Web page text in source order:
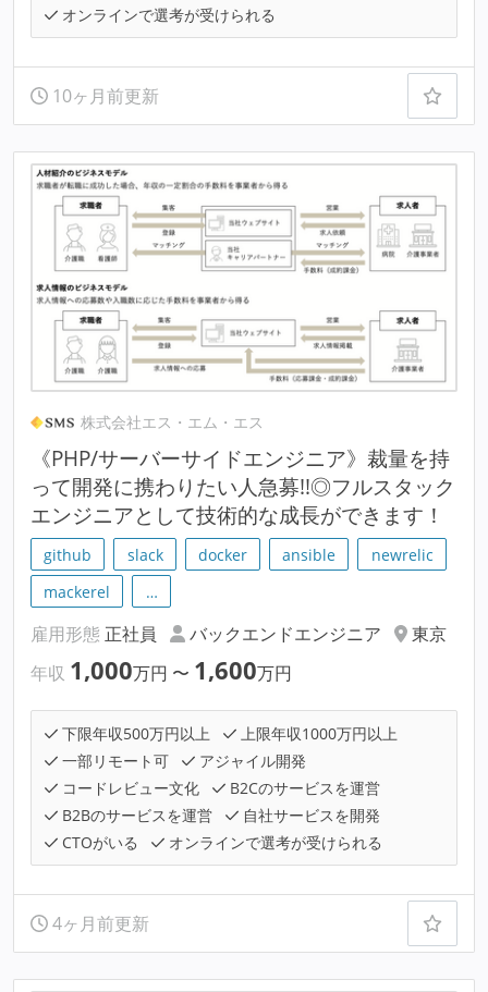
オンラインで選考が受けられる
10ヶ月前更新
株式会社エス・エム・エス
《PHP/サーバーサイドエンジニア》裁量を持
って開発に携わりたい人急募!!◎フルスタック
エンジニアとして技術的な成長ができます！
github slack docker ansible
newrelic
mackerel
…
雇用形態 正社員 バックエンドエンジニア
東京
年収 1,000万円 〜 1,600万円
下限年収500万円以上
上限年収1000万円以上
一部リモート可
アジャイル開発
コードレビュー文化
B2Cのサービスを運営
B2Bのサービスを運営
自社サービスを開発
CTOがいる
オンラインで選考が受けられる
4ヶ月前更新